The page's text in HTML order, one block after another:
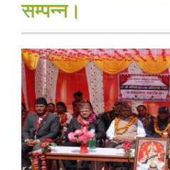
सम्पन्न।